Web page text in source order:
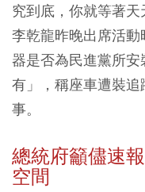
究到底，你就等著
李乾龍昨晚出席活
器是否為民進黨所
有」，稱座車遭裝
事。
總統府籲儘速
空間